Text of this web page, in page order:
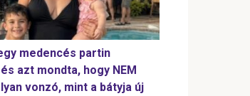
medencés partin
azt mondta, hogy NEM
vonzó, mint a bátyja új